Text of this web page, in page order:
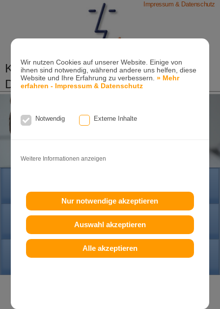
Wir nutzen Cookies auf unserer Website. Einige von
ihnen sind notwendig, während andere uns helfen, diese
Website und Ihre Erfahrung zu verbessern.» Mehr
erfahren - Impressum & Datenschutz
Notwendig Externe Inhalte
Weitere Informationen anzeigen
Nur notwendige akzeptieren
Auswahl akzeptieren
Alle akzeptieren
Impressum & Datenschutz
Kieferorthopädische Praxis
Dr. Konik & Kollegen
Zahn- und Kieferregulierungen für Kinder und
Erwachsene
Ganzheitliche-Kieferorthopädie
Erwachsenen-Kieferorthopädie
PRAXIS
KONTAKT